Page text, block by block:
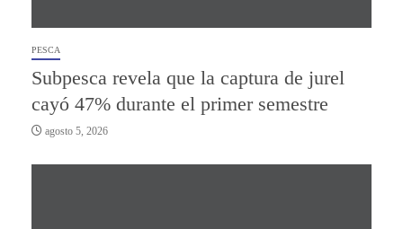
PESCA
Subpesca revela que la captura de jurel
cayó 47% durante el primer semestre
agosto 5, 2026